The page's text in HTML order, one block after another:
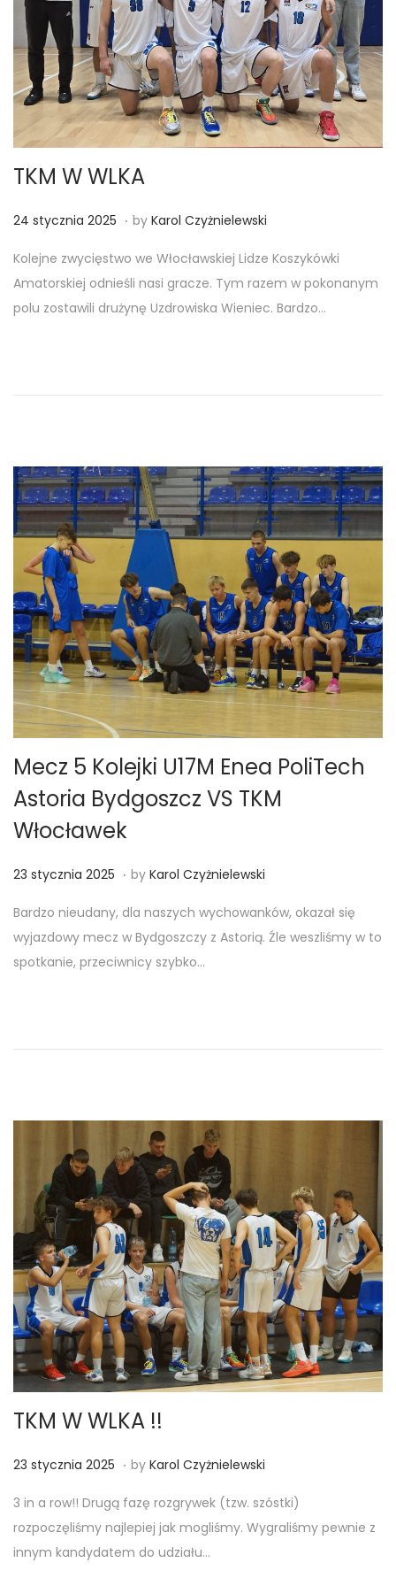
TKM W WLKA
Posted on
24 stycznia 2025 2
s
t
y
2
0
2
5
. by Karol Czyżnielewski
Kolejne zwycięstwo we Włocławskiej Lidze Koszykówki
Amatorskiej odnieśli nasi gracze. Tym razem w pokonanym
polu zostawili drużynę Uzdrowiska Wieniec. Bardzo…
Mecz 5 Kolejki U17M Enea PoliTech
Astoria Bydgoszcz VS TKM
Włocławek
Posted on
23 stycznia 2025 2
s
y
2
0
2
5
. by Karol Czyżnielewski
Bardzo nieudany, dla naszych wychowanków, okazał się
wyjazdowy mecz w Bydgoszczy z Astorią. Źle weszliśmy w to
spotkanie, przeciwnicy szybko…
TKM W WLKA !!
Posted on
23 stycznia 2025 2
s
t
y
. by Karol Czyżnielewski
3 in a row!! Drugą fazę rozgrywek (tzw. szóstki)
rozpoczęliśmy najlepiej jak mogliśmy. Wygraliśmy pewnie z
innym kandydatem do udziału…